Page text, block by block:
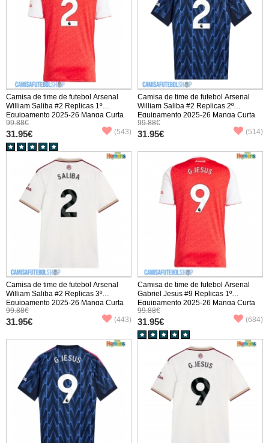
Camisa de time de futebol Arsenal
William Saliba #2 Replicas 1º
Equipamento 2025-26 Manga Curta
99.88€
31.95€ (543)
Camisa de time de futebol Arsenal
William Saliba #2 Replicas 2º
Equipamento 2025-26 Manga Curta
99.88€
31.95€ (514)
Camisa de time de futebol Arsenal
William Saliba #2 Replicas 3º
Equipamento 2025-26 Manga Curta
99.88€
31.95€ (443)
Camisa de time de futebol Arsenal
Gabriel Jesus #9 Replicas 1º
Equipamento 2025-26 Manga Curta
99.88€
31.95€ (684)